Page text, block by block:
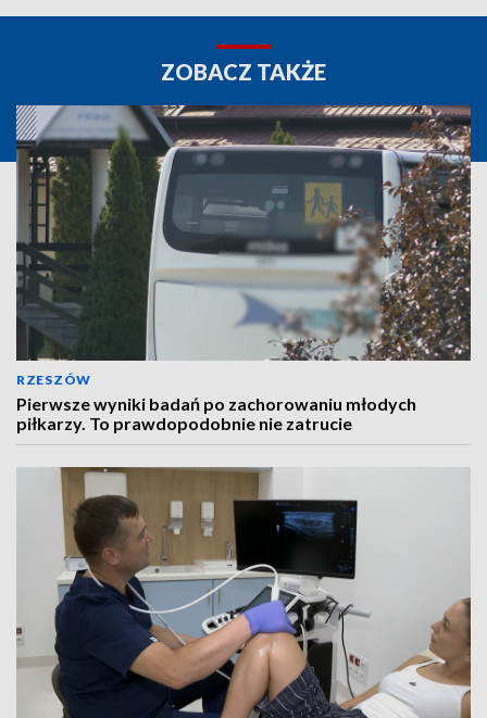
ZOBACZ TAKŻE
RZESZÓW
Pierwsze wyniki badań po zachorowaniu młodych
piłkarzy. To prawdopodobnie nie zatrucie